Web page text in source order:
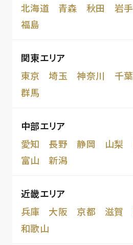
北海道
青森 秋田 岩手
福島
関東エリア
東京
埼玉 神奈川 千葉
群馬
中部エリア
愛知
長野 静岡 山梨
富山
新潟
近畿エリア
兵庫
大阪 京都 滋賀
和歌山